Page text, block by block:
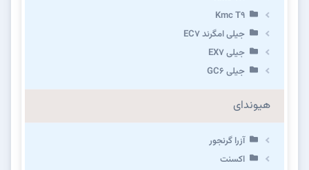
Kmc T9
جیلی امگرند EC7
جیلی EX7
جیلی GC6
هیوندای
آزرا گرنجور
اکسنت